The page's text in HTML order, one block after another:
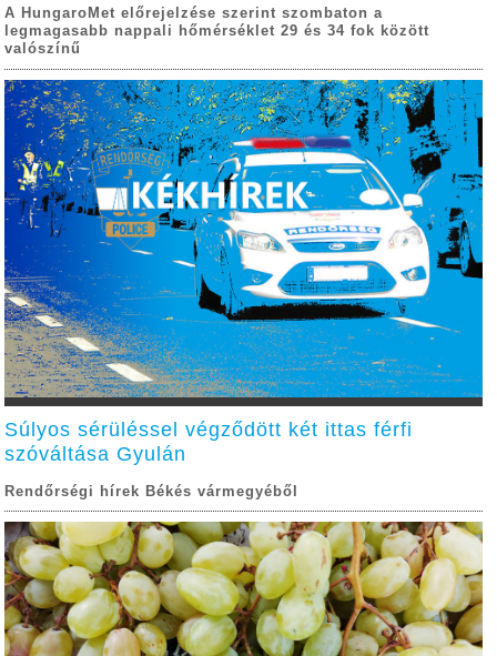
A HungaroMet előrejelzése szerint szombaton a
legmagasabb nappali hőmérséklet 29 és 34 fok között
valószínű
Súlyos sérüléssel végződött két ittas férfi
szóváltása Gyulán
Rendőrségi hírek Békés vármegyéből